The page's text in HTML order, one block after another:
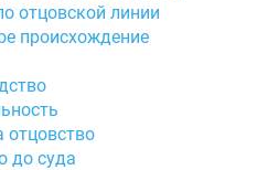
отцовской линии
происхождение
отцовство
до суда